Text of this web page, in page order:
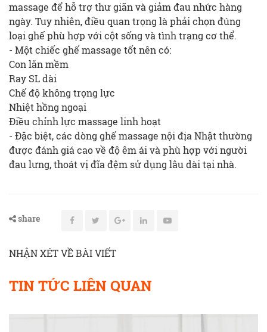
massage để hỗ trợ thư giãn và giảm đau nhức hàng
ngày. Tuy nhiên, điều quan trọng là phải chọn đúng
loại ghế phù hợp với cột sống và tình trạng cơ thể.
- Một chiếc ghế massage tốt nên có:
Con lăn mềm
Ray SL dài
Chế độ không trọng lực
Nhiệt hồng ngoại
Điều chỉnh lực massage linh hoạt
- Đặc biệt, các dòng ghế massage nội địa Nhật thường
được đánh giá cao về độ êm ái và phù hợp với người
đau lưng, thoát vị đĩa đệm sử dụng lâu dài tại nhà.
share
NHẬN XÉT VỀ BÀI VIẾT
TIN TỨC LIÊN QUAN